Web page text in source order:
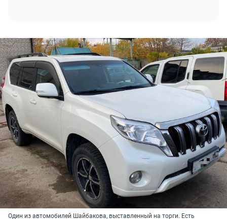
Один из автомобилей Шайбакова, выставленный на торги. Есть